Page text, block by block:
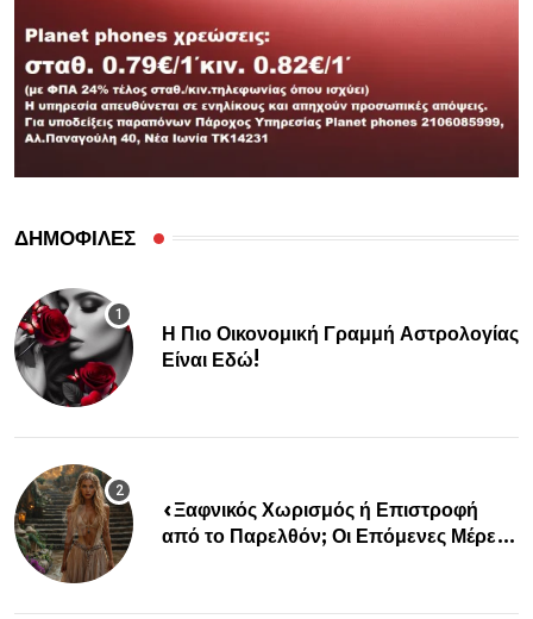
ΔΗΜΟΦΙΛΕΣ
Η Πιο Οικονομική Γραμμή Αστρολογίας
Είναι Εδώ!
«Ξαφνικός Χωρισμός ή Επιστροφή
από το Παρελθόν; Οι Επόμενες Μέρες